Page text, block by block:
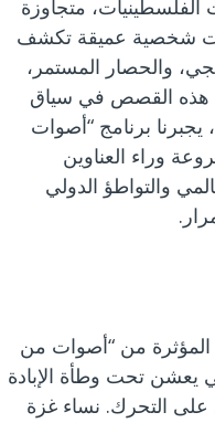
الفلسطينيات، متجاوزة
شخصية عميقة تكشف
والحصار المستمر،
هذه القصص في سياق
اتفاقية الإبادة الجماعية لعام 1948، يجبرنا برنامج “أصوات
وراء العناوين
والتواطؤ الدولي
المؤثرة من “أصوات من
يعشن تحت وطأة الإبادة
التحرك. نساء غزة